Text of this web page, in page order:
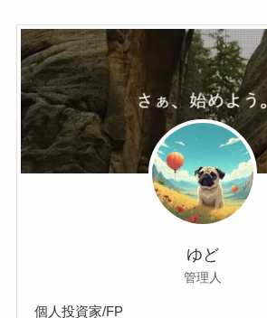
ゆど
管理人
個人投資家/FP